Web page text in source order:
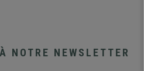
NOTRE NEWSLETTER